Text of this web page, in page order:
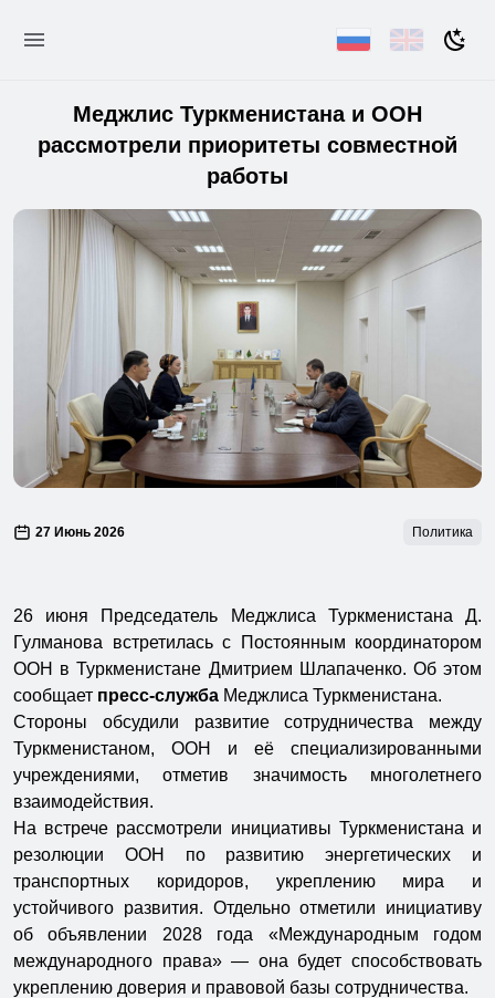
Меджлис Туркменистана и ООН
рассмотрели приоритеты совместной
работы
27 Июнь 2026 Политика
26 июня Председатель Меджлиса Туркменистана Д.
Гулманова встретилась с Постоянным координатором
ООН в Туркменистане Дмитрием Шлапаченко. Об этом
сообщает пресс-служба Меджлиса Туркменистана.
Стороны обсудили развитие сотрудничества между
Туркменистаном, ООН и её специализированными
учреждениями, отметив значимость многолетнего
взаимодействия.
На встрече рассмотрели инициативы Туркменистана и
резолюции ООН по развитию энергетических и
транспортных коридоров, укреплению мира и
устойчивого развития. Отдельно отметили инициативу
об объявлении 2028 года «Международным годом
международного права» — она будет способствовать
укреплению доверия и правовой базы сотрудничества.